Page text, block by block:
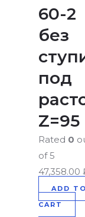
60-2
без
под
Z=95
Rated 0
of 5
47,358.00
ADD TO
CART